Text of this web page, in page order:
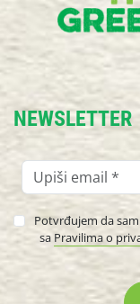
NEWSLETTER
Potvrđujem da
sa Pravilima o